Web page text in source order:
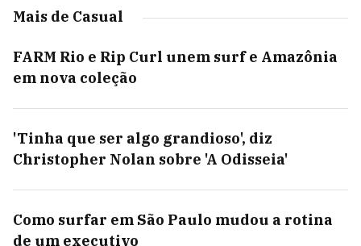
Mais de Casual
FARM Rio e Rip Curl unem surf e Amazônia
em nova coleção
'Tinha que ser algo grandioso', diz
Christopher Nolan sobre 'A Odisseia'
Como surfar em São Paulo mudou a rotina
de um executivo